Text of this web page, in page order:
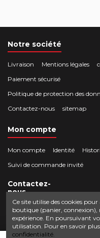
Notre société
Livraison Mentions légales
Paiement sécurisé
Politique de protection des
Contactez-nous
sitemap
Mon compte
Mon compte Identité
Suivi de commande invité
Contactez-
nous
Crocbois-
50 route de Villefort 48800
contact@crocbois-
Ce site utilise des cookies
boutique (panier,
expérience. En poursuivant
utilisation. Pour en savoir
confidentialité.